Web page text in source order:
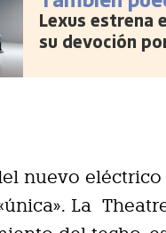
Lexus estrena
su devoción
nuevo
La